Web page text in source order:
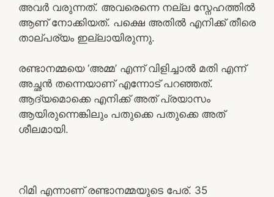
അവർ വരുന്നത്. അവരെന്നെ നല്ല സ്നേഹത്തിൽ
ആണ് നോക്കിയത്. പക്ഷെ അതിൽ എനിക്ക് തീരെ
താല്പര്യം ഇല്ലായിരുന്നു.
രണ്ടാനമ്മയെ ‘അമ്മ’ എന്ന് വിളിച്ചാൽ മതി എന്ന്
അച്ഛൻ തന്നെയാണ് എന്നോട് പറഞ്ഞത്.
ആദ്യമൊക്കെ എനിക്ക് അത് പ്രയാസം
ആയിരുന്നെങ്കിലും പതുക്കെ പതുക്കെ അത്
ശീലമായി.
റിമി എന്നാണ് രണ്ടാനമ്മയുടെ പേര്. 35